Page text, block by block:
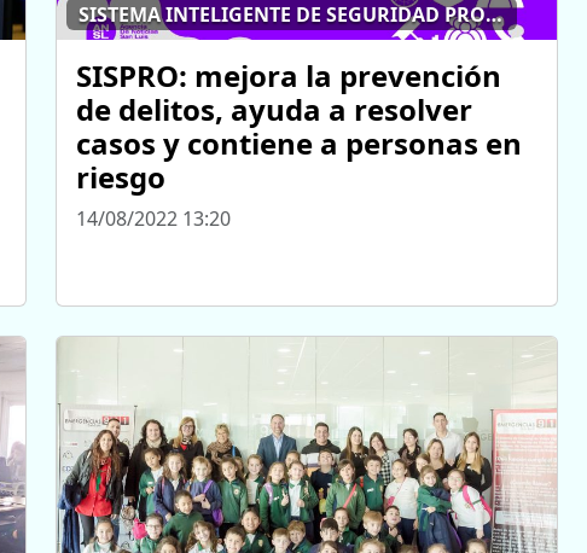
SISTEMA INTELIGENTE DE SEGURIDAD PROVINCIAL
SISPRO: mejora la prevención
de delitos, ayuda a resolver
casos y contiene a personas en
riesgo
14/08/2022 13:20